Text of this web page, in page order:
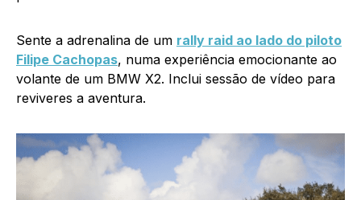
Sente a adrenalina de um rally raid ao lado do piloto
Filipe Cachopas, numa experiência emocionante ao
volante de um BMW X2. Inclui sessão de vídeo para
reviveres a aventura.